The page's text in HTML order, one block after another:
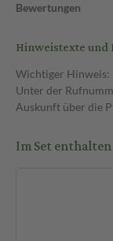
Bewertungen
Hinweistexte
Wichtiger Hinweis:
Unter der
Auskunft über die
Im Set enthalten